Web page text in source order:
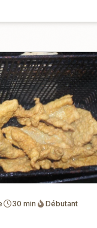
30 min Débutant